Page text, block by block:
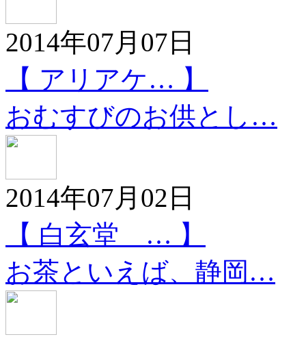
2014年07月07日
【 アリアケ… 】
おむすびのお供とし…
2014年07月02日
【 白玄堂 … 】
お茶といえば、静岡…